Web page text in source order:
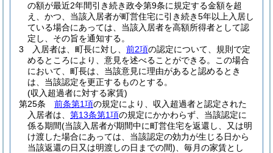
の額が最近2年間引き続き政令第9条に規定する金額を超
え、かつ、当該入居者が町営住宅に引き続き5年以上入居し
ている場合にあっては、当該入居者を高額所得者として認
定し、その旨を通知する。
3
入居者は、町長に対し、 前2項の認定について、規則で定
めるところにより、意見を述べることができる。
この場合
において、町長は、当該意見に理由があると認めるとき
は、当該認定を更正するものとする。
(収入超過者に対する家賃)
第25条
前条第1項の規定により、収入超過者と認定された
入居者は、 第13条第1項の規定にかかわらず、当該認定に
係る期間(当該入居者が期間中に町営住宅を返還し、又は明
け渡した場合にあっては、当該認定の効力が生じる日から
当該返還の日又は明渡しの日までの間) 、毎月の家賃とし